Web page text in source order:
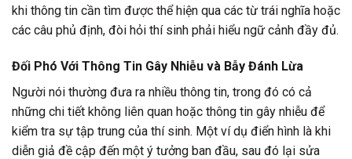
khi thông tin cần tìm được thể hiện qua các từ trái nghĩa hoặc
các câu phủ định, đòi hỏi thí sinh phải hiểu ngữ cảnh đầy đủ.
Đối Phó Với Thông Tin Gây Nhiễu và Bẫy Đánh Lừa
Người nói thường đưa ra nhiều thông tin, trong đó có cả
những chi tiết không liên quan hoặc thông tin gây nhiễu để
kiểm tra sự tập trung của thí sinh. Một ví dụ điển hình là khi
diễn giả đề cập đến một ý tưởng ban đầu, sau đó lại sửa